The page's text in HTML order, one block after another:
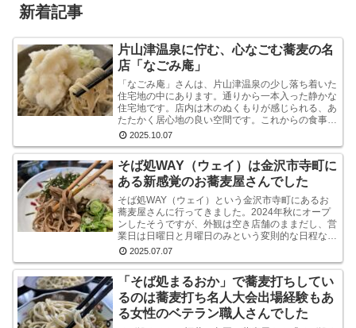
新着記事
片山津温泉に佇む、心なごむ蕎麦の名
店「なごみ庵」
「なごみ庵」さんは、片山津温泉の少し落ち着いた
住宅地の中にあります。通りから一本入った静かな
住宅地です。店内は木のぬくもりが感じられる、あ
たたかく居心地の良い空間です。これからの食事へ
の期待が自然と高まります。メニューを拝見する
と、様々なお...
2025.10.07
そば処WAY（ウェイ）は金沢市寺町に
ある新感覚のお蕎麦屋さんでした
そば処WAY（ウェイ）という金沢市寺町にあるお
蕎麦屋さんに行ってきました。2024年秋にオープ
ンしたそうですが、外観は空き店舗のままだし、営
業日は日曜日と月曜日のみという変則的な日程なの
で、まだ認知度はそれほど高くないようです。しか
し、店内...
2025.07.07
「そば処まるおか」で蕎麦打ちしてい
るのは蕎麦打ち名人大会出場経験もあ
る女性のベテラン職人さんでした